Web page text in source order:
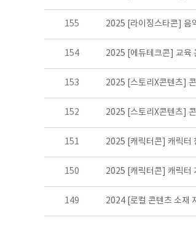
155 2025 [라이징스타콘] 음
154 2025 [에듀테크콘] 교육
153 2025 [스토리X콘텐츠]
152 2025 [스토리X콘텐츠]
151 2025 [캐릭터콘] 캐릭터
150 2025 [캐릭터콘] 캐릭터
149 2024 [로컬 콘텐츠 소재